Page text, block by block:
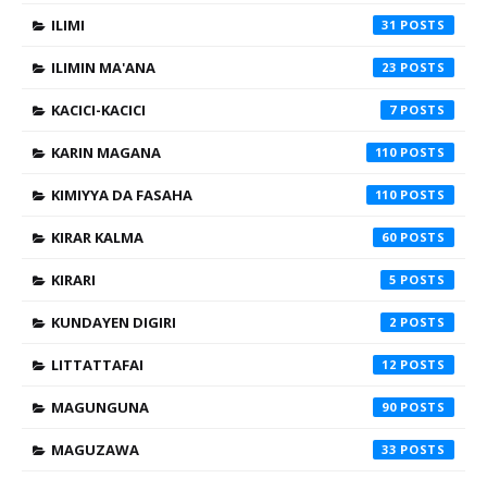
ILIMI 31
ILIMIN MA'ANA 23
KACICI-KACICI 7
KARIN MAGANA 110
KIMIYYA DA FASAHA 110
KIRAR KALMA 60
KIRARI 5
KUNDAYEN DIGIRI 2
LITTATTAFAI 12
MAGUNGUNA 90
MAGUZAWA 33